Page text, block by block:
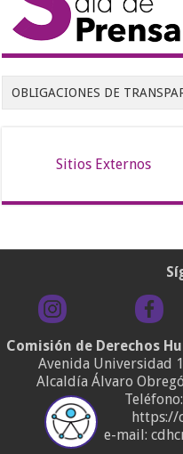
OBLIGACIONES DE
Sitios Externos
Comisión de Derechos
Avenida Universidad
Alcaldía Álvaro
Teléfono:
https://
e-mail: